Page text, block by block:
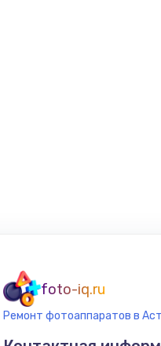
foto-iq.ru
Ремонт фотоаппаратов в